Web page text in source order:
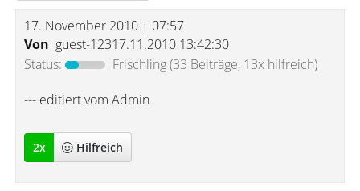
17. November 2010 | 07:57
Von guest-12317.11.2010 13:42:30
Status:
Frischling(33 Beiträge, 13x hilfreich)
--- editiert vom Admin
2x Hilfreich